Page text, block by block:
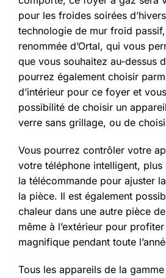
pour les froides soirées
technologie de mur froid
renommée d’Ortal, qui vous
que vous souhaitez au-dessus
pourrez également choisir
d’intérieur pour ce foyer et
possibilité de choisir un
verre sans grillage, ou de
Vous pourrez contrôler votre
votre téléphone intelligent,
la télécommande pour ajuster
la pièce. Il est également
chaleur dans une autre pièce
même à l’extérieur pour profiter
magnifique pendant toute
Tous les appareils de la